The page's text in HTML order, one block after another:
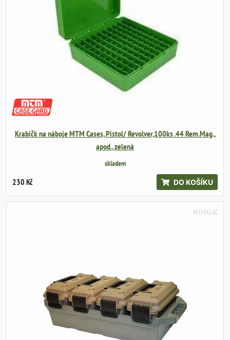
Krabičk na náboje MTM Cases, Pistol/ Revolver,100ks .44 Rem.Mag.,
apod., zelená
skladem
230 Kč DO KOŠÍKU
MTMAC4C